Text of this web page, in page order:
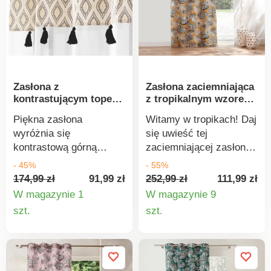
cm. Gainsborough.
Zasłona z
kontrastującym topem
etno
Piękna zasłona
wyróżnia się
kontrastową górną
częścią z etno wzorem i
frędzlami. Delikatnie
przepuszcza światło i
niezawodnie chroni
przed spojrzeniami z
z metalicznym
nadrukiem wzoru etno.
- 45%
174,99 zł
91,99 zł
W magazynie 1
szt.
Zasłona zaciemniająca
z tropikalnym wzorem,
Witamy w tropikach! Daj
się uwieść tej
zaciemniającej zasłonie
z nadrukiem dżungli,
która tłumi światło i
niezawodnie chroni
przed niedyskretnymi
spojrzeniami. Gotowa do
Zakończona oczkami.
Sprzedawane
- 55%
252,99 zł
111,99 zł
W magazynie 9
szt.